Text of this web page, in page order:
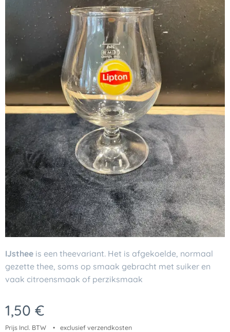
IJsthee is een theevariant. Het is afgekoelde, normaal
gezette thee, soms op smaak gebracht met suiker en
vaak citroensmaak of perziksmaak
1,50 €
Prijs Incl. BTW
exclusief verzendkosten